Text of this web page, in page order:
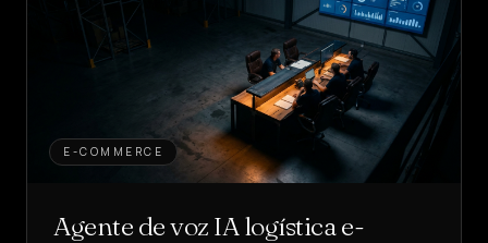
E-COMMERCE
Agente de voz IA logística e-